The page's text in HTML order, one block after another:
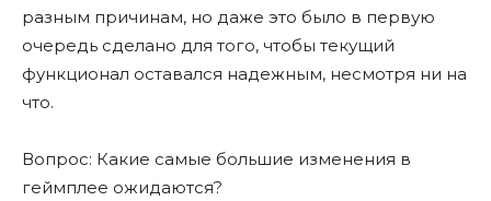
разным причинам, но даже это было в первую
очередь сделано для того, чтобы текущий
функционал оставался надежным, несмотря ни на
что.
Вопрос: Какие самые большие изменения в
геймплее ожидаются?